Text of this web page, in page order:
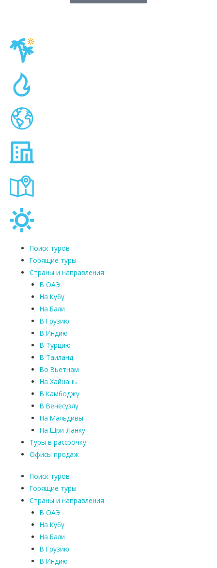
Поиск туров
Горящие туры
Страны и направления
В ОАЭ
На Кубу
На Бали
В Грузию
В Индию
В Турцию
В Таиланд
Во Вьетнам
На Хайнань
В Камбоджу
В Венесуэлу
На Мальдивы
На Шри-Ланку
Туры в рассрочку
Офисы продаж
Поиск туров
Горящие туры
Страны и направления
В ОАЭ
На Кубу
На Бали
В Грузию
В Индию